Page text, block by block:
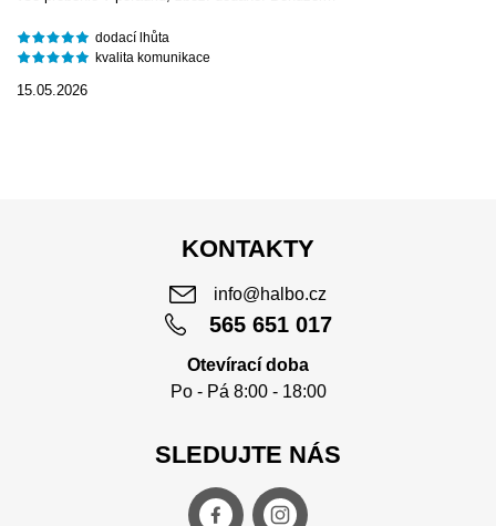
dodací lhůta
kvalita komunikace
15.05.2026
KONTAKTY
565 651 017
info@halbo.cz
Otevírací doba
Po - Pá 8:00 - 18:00
SLEDUJTE NÁS